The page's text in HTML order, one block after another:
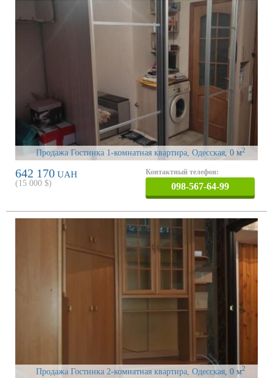
Продажа Гостинка 1-комнатная квартира, Одесская , 0 м2
642 170 UAH
(15 000 $)
Контактный телефон:
098-567-64-99
Продажа Гостинка 2-комнатная квартира, Одесская , 0 м2